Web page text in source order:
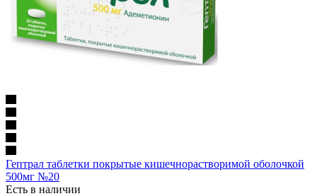
Гептрал таблетки покрытые кишечнорастворимой оболочкой
500мг №20
Есть в наличии